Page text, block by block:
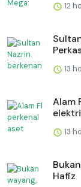
12
13
Alam
13
Hafiz